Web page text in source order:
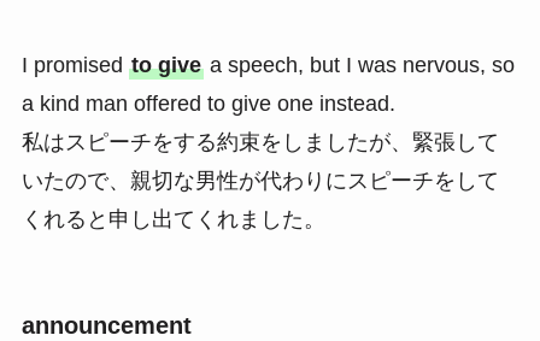
I promised to givea speech, but I was nervous, so
a kind man offered to give one instead.
私はスピーチをする約束をしましたが、緊張して
いたので、親切な男性が代わりにスピーチをして
くれると申し出てくれました。
announcement